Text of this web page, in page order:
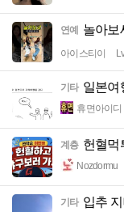
연예 놀아보
아이스티이
기타 일본여
휴면아이디
계층 헌혈먹
Nozdormu
기타 입추